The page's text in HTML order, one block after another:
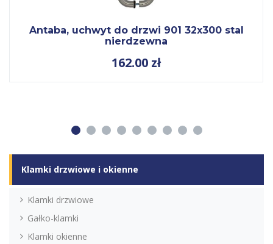
Antaba, uchwyt do drzwi 901 32x300 stal
nierdzewna
162.00 zł
1 2 3 4 5 6 7 8 9
Klamki drzwiowe i okienne
Klamki drzwiowe
Gałko-klamki
Klamki okienne